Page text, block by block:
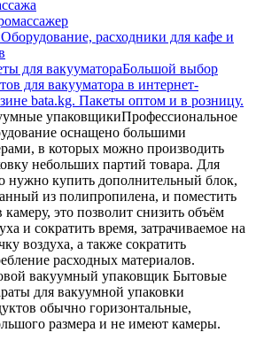
Оборудование, расходники для кафе и
для вакууматораБольшой выбор
для вакууматора в интернет-
bata.kg. Пакеты оптом и в розницу.
упаковщикиПрофессиональное
оснащено большими
в которых можно производить
небольших партий товара. Для
нужно купить дополнительный блок,
из полипропилена, и поместить
камеру, это позволит снизить объём
и сократить время, затрачиваемое на
воздуха, а также сократить
расходных материалов.
вакуумный упаковщик Бытовые
для вакуумной упаковки
обычно горизонтальные,
размера и не имеют камеры.